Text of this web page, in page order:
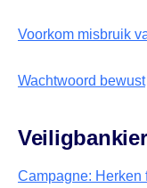
Voorkom misbruik
Wachtwoord bewust
Campagne: Herken